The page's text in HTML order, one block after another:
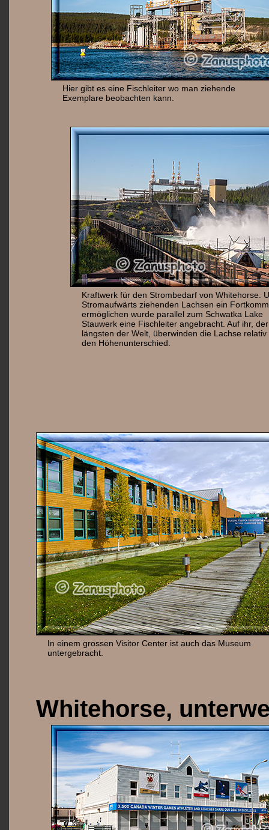
Hier gibt es eine Fischleiter wo man ziehende
Exemplare beobachten kann.
Kraftwerk für den Strombedarf von Whitehorse.
Stromaufwärts ziehenden Lachsen ein
ermöglichen wurde parallel zum Schwatka Lake
Stauwerk eine Fischleiter angebracht. Auf ihr, der
längsten der Welt, überwinden die Lachse relativ
den Höhenunterschied.
In einem grossen Visitor Center ist auch das Museum
untergebracht.
Whitehorse,